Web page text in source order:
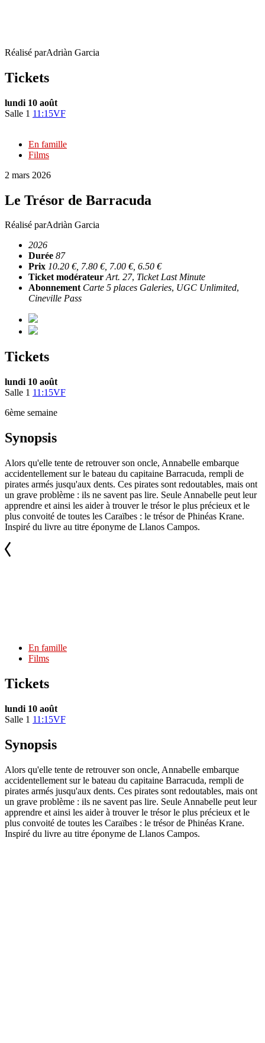
Réalisé parAdriàn Garcia
Tickets
lundi 10 août
Salle 1 11:15VF
En famille
Films
2 mars 2026
Le Trésor de Barracuda
Réalisé parAdriàn Garcia
2026
Durée 87
Prix 10.20 €, 7.80 €, 7.00 €, 6.50 €
Ticket modérateur Art. 27, Ticket Last Minute
Abonnement Carte 5 places Galeries, UGC Unlimited,
Cineville Pass
Tickets
lundi 10 août
Salle 1 11:15VF
6ème semaine
Synopsis
Alors qu'elle tente de retrouver son oncle, Annabelle embarque
accidentellement sur le bateau du capitaine Barracuda, rempli de
pirates armés jusqu'aux dents. Ces pirates sont redoutables, mais ont
un grave problème : ils ne savent pas lire. Seule Annabelle peut leur
apprendre et ainsi les aider à trouver le trésor le plus précieux et le
plus convoité de toutes les Caraïbes : le trésor de Phinéas Krane.
Inspiré du livre au titre éponyme de Llanos Campos.
En famille
Films
Tickets
lundi 10 août
Salle 1 11:15VF
Synopsis
Alors qu'elle tente de retrouver son oncle, Annabelle embarque
accidentellement sur le bateau du capitaine Barracuda, rempli de
pirates armés jusqu'aux dents. Ces pirates sont redoutables, mais ont
un grave problème : ils ne savent pas lire. Seule Annabelle peut leur
apprendre et ainsi les aider à trouver le trésor le plus précieux et le
plus convoité de toutes les Caraïbes : le trésor de Phinéas Krane.
Inspiré du livre au titre éponyme de Llanos Campos.